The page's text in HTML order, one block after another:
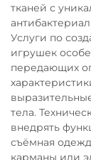
тканей с
Услуги по
игрушек
передающих
тела.
внедрять
съёмная
карманы или